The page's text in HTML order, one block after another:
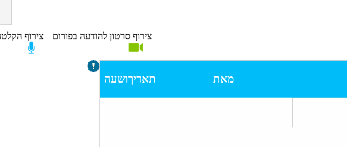
צירוף סרטון להודעה בפורום צירוף
מאת תאריךושעה